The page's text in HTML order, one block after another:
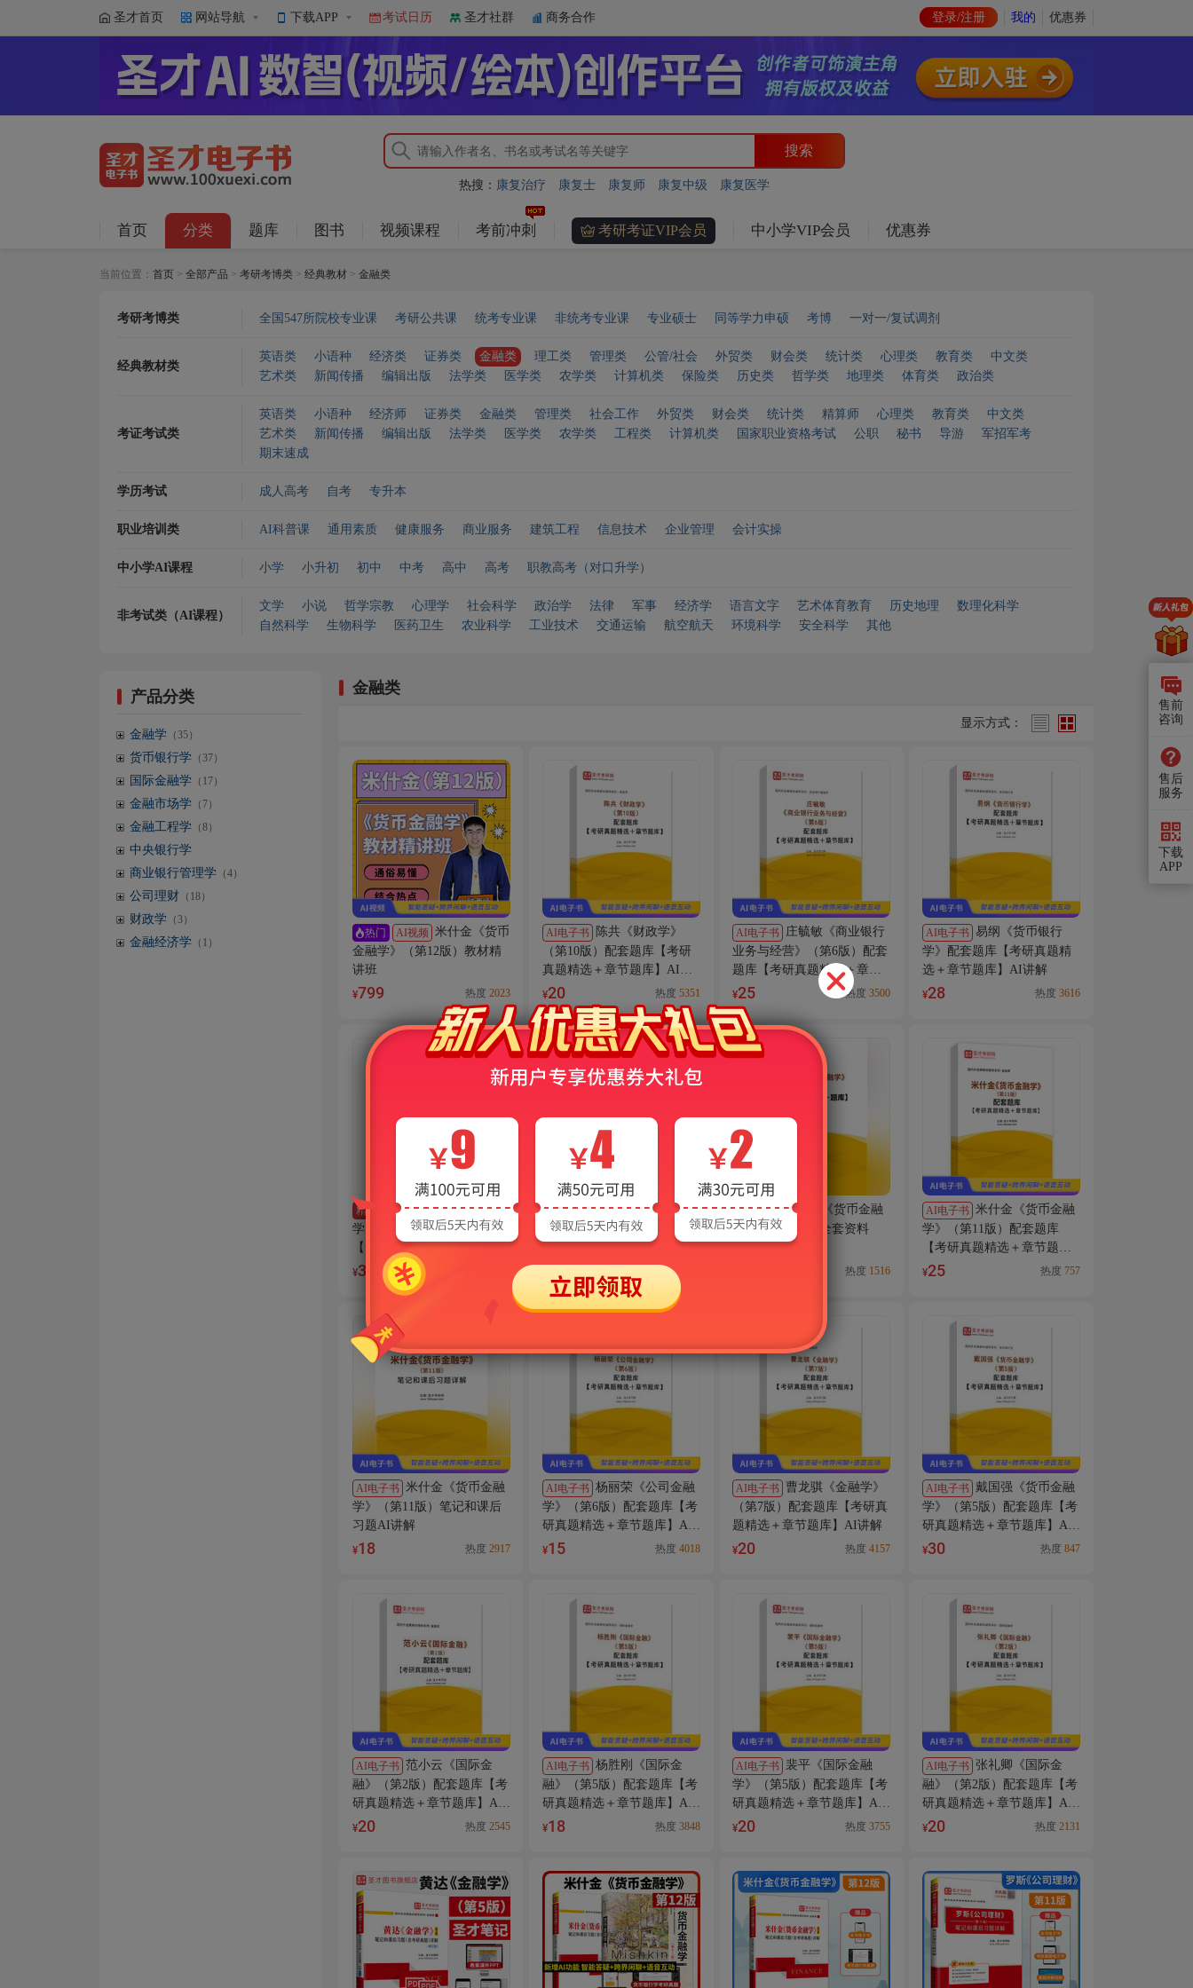
圣才首页 网站导航 下载APP 考试日历 圣才社群 商务合作 登录/注册 我的 优惠券
热搜： 康复治疗 康复士 康复师 康复中级 康复医学
首页 分类 题库 图书 视频课程 考前冲刺 考研考证VIP会员 中小学VIP会员 优惠券
当前位置： 首页 > 全部产品 > 考研考博类 > 经典教材 > 金融类
考研考博类 全国547所院校专业课 考研公共课 统考专业课 非统考专业课 专业硕士 同等学力申硕 考博 一对一/复试调剂
经典教材类
英语类 小语种 经济类 证券类 金融类 理工类 管理类 公管/社会 外贸类 财会类 统计类 心理类 教育类
中文类
艺术类
新闻传播 编辑出版 法学类 医学类 农学类 计算机类 保险类 历史类 哲学类 地理类 体育类 政治类
考证考试类
英语类 小语种 经济师 证券类 金融类 管理类 社会工作 外贸类 财会类 统计类 精算师 心理类 教育类
中文类
艺术类
新闻传播 编辑出版 法学类 医学类 农学类 工程类 计算机类 国家职业资格考试 公职 秘书 导游
军招军考
期末速成
学历考试 成人高考 自考 专升本
职业培训类 AI科普课 通用素质 健康服务 商业服务 建筑工程 信息技术 企业管理 会计实操
中小学AI课程 小学 小升初 初中 中考 高中 高考 职教高考（对口升学）
非考试类（AI课程）
文学 小说 哲学宗教 心理学 社会科学 政治学 法律 军事 经济学 语言文字 艺术体育教育 历史地理
数理化科学
自然科学
生物科学 医药卫生 农业科学 工业技术 交通运输 航空航天 环境科学 安全科学 其他
产品分类
金融学 （35）
货币银行学 （37）
国际金融学 （17）
金融市场学 （7）
金融工程学 （8）
中央银行学
商业银行管理学 （4）
公司理财 （18）
财政学 （3）
金融经济学 （1）
金融类
显示方式：
热门 AI视频 米什金《货币
金融学》（第12版）教材精
讲班
¥799 热度 2023
AI电子书
陈共《财政学》
（第10版）配套题库【考研
真题精选＋章节题库】AI讲
解
¥20 热度 5351
AI电子书
庄毓敏《商业银行
业务与经营》（第6版）配套
题库【考研真题精选＋章节
题库】AI讲解
¥25 热度 3500
AI电子书 易纲《货币银行
学》配套题库【考研真题精
选＋章节题库】AI讲解
¥28 热度 3616
精 全套 米什金《货币金融
学》（第12版）全套资料
【笔记＋题库】
¥35
AI电子书
米什金《货币金融
学》（第12版）笔记和课后
习题（含考研真题）AI讲解
18 热度
精 全套 米什金《货币金融
学》（第11版）全套资料
【笔记＋题库】
热度 1516
AI电子书 米什金《货币金融
学》（第11版）配套题库
【考研真题精选＋章节题
库】AI讲解
¥25 热度 757
AI电子书 米什金《货币金融
学》（第11版）笔记和课后
习题AI讲解
¥18 热度 2917
AI电子书 杨丽荣《公司金融
学》（第6版）配套题库【考
研真题精选＋章节题库】AI
讲解
¥15 热度 4018
AI电子书
曹龙骐《金融学》
（第7版）配套题库【考研真
题精选＋章节题库】AI讲解
¥20 热度 4157
AI电子书 戴国强《货币金融
学》（第5版）配套题库【考
研真题精选＋章节题库】AI
讲解
¥30 热度 847
AI电子书 范小云《国际金
融》（第2版）配套题库【考
研真题精选＋章节题库】AI
讲解
¥20 热度 2545
AI电子书 杨胜刚《国际金
融》（第5版）配套题库【考
研真题精选＋章节题库】AI
讲解
¥18 热度 3848
AI电子书
裴平《国际金融
学》（第5版）配套题库【考
研真题精选＋章节题库】AI
讲解
¥20 热度 3755
AI电子书
张礼卿《国际金
融》（第2版）配套题库【考
研真题精选＋章节题库】AI
讲解
¥20 热度 2131
售前
咨询
售后
服务
下载
APP